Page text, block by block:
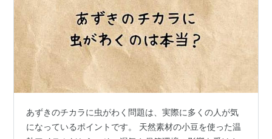
あずきのチカラに虫がわく問題は、実際に多くの人が気
になっているポイントです。 天然素材の小豆を使った温